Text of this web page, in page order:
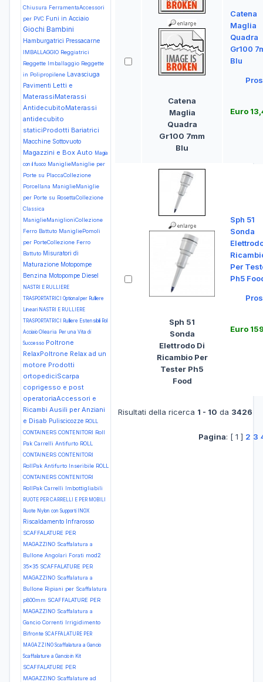
Chiusura FerramentaAccessori
per PVC Funi in Acciaio
Giochi Bambini
Hamburgatrici Pressacarne
IMBALLAGGIO Reggiatrici
Reggette Imballaggio Reggette
in Polipropilene Lavasciuga
Pavimenti Letti e
MaterassiMaterassi
AntidecubitoMaterassi
antidecubito
staticiProdotti Bariatrici
Macchine Sottovuoto
Magazzini e Box Auto Magia
con il fuoco ManiglieManiglie per
Porte su PlaccaCollezione
Porcellana ManiglieManiglie
per Porte su RosettaCollezione
Classica
ManiglieManiglioniCollezione
Ferro Battuto ManigliePomoli
per PorteCollezione Ferro
Battuto Misuratori di
Maturazione Motopompe
Benzina Motopompe Diesel
NASTRI E RULLIERE
TRASPORTATRICI Optional per Rulliere
Lineari NASTRI E RULLIERE
TRASPORTATRICI Rulliere Estensibili Rol
Acciaio Olearia Per una Vita di
Successo Poltrone
RelaxPoltrone Relax ad un
motore Prodotti
ortopediciScarpa
coprigesso e post
operatoriaAccessori e
Ricambi Ausili per Anziani
e Disab Puliscicozze ROLL
CONTAINERS CONTENITORI Roll
Pak Carrelli Antifurto ROLL
CONTAINERS CONTENITORI
RollPak Antifurto Inseribile ROLL
CONTAINERS CONTENITORI
RollPak Carrelli Imbottigliabili
RUOTE PER CARRELLI E PER MOBILI
Ruote Nylon con Supporti INOX
Riscaldamento Infrarosso
SCAFFALATURE PER
MAGAZZINO Scaffalatura a
Bullone Angolari Forati mod2
35x35 SCAFFALATURE PER
MAGAZZINO Scaffalatura a
Bullone Ripiani per Scaffalatura
p800mm SCAFFALATURE PER
MAGAZZINO Scaffalatura a
Gancio Correnti Irrigidimento
Bifronte SCAFFALATURE PER
MAGAZZINO Scaffalatura a Gancio
Scaffalature a Gancio in Kit
SCAFFALATURE PER
MAGAZZINO Scaffalature ad
Catena
Maglia
Quadra
Gr100 7mm
Blu
Catena
Maglia
Quadra
Gr100
Blu
Euro
Sph 51
Sonda
Elettrodo Di
Ricambio Per
Tester Ph5
Food
Sph 51
Sonda
Per
Ph5
Euro
Risultati della ricerca 1 - 10 da 3426
Pagina: [ 1 ] 2 3